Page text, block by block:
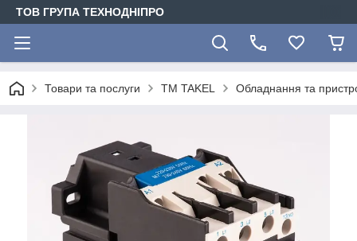
ТОВ ГРУПА ТЕХНОДНІПРО
Товари та послуги TM TAKEL Обладнання та